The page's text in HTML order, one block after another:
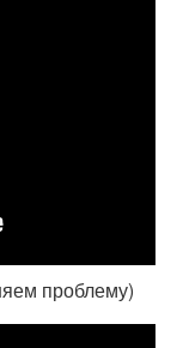
проблему)